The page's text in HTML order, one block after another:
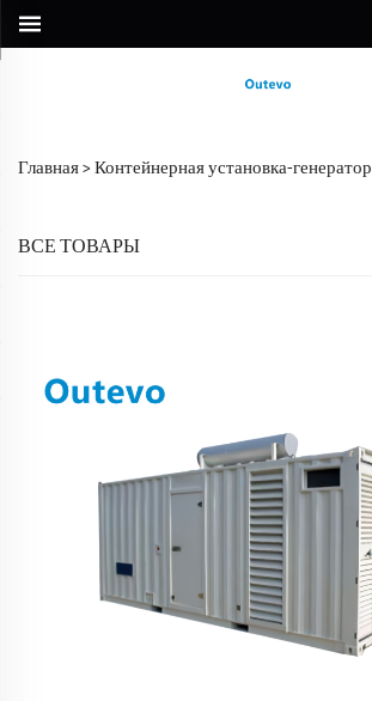
Главная > Контейнерная установка-генератор
ВСЕ ТОВАРЫ